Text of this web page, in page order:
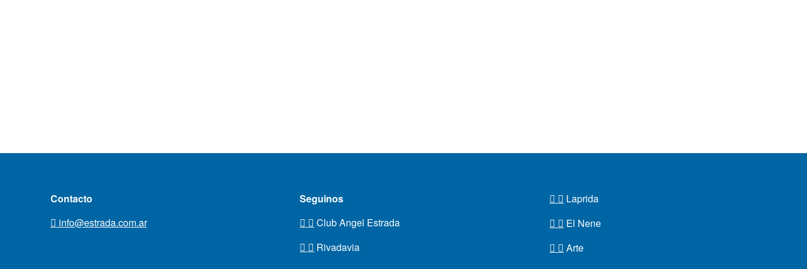
Contacto
info@estrada.com.ar
Seguinos
Club Angel Estrada
Rivadavia
Laprida
El Nene
Arte